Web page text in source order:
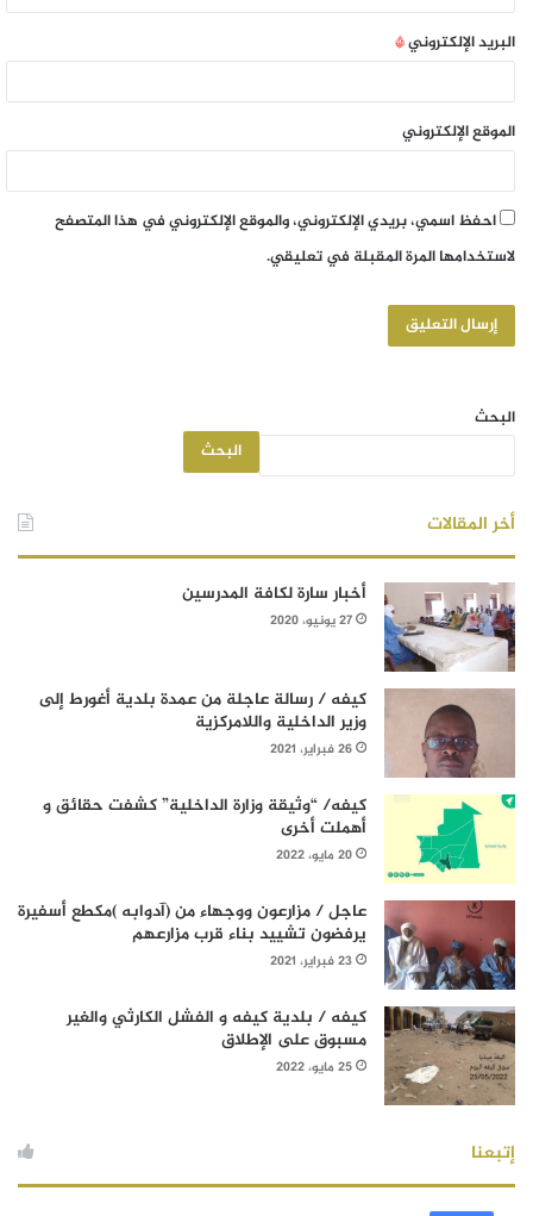
البريد الإلكتروني*
الموقع الإلكتروني
احفظ اسمي، بريدي الإلكتروني، والموقع الإلكتروني في هذا المتصفح
لاستخدامها المرة المقبلة في تعليقي.
البحث
البحث
أخر المقالات
أخبار سارة لكافة المدرسين
27 يونيو، 2020
كيفه / رسالة عاجلة من عمدة بلدية أغورط إلى
وزير الداخلية واللامركزية
26 فبراير، 2021
كيفه/ “وثيقة وزارة الداخلية” كشفت حقائق و
أهملت أخرى
20 مايو، 2022
عاجل / مزارعون ووجهاء من (آدوابه )مكطع أسفيرة
يرفضون تشييد بناء قرب مزارعهم
23 فبراير، 2021
كيفه / بلدية كيفه و الفشل الكارثي والغير
مسبوق على الإطلاق
25 مايو، 2022
إتبعنا